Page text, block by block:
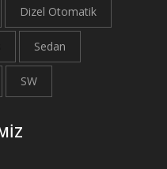
Dizel Otomatik
Sedan
SW